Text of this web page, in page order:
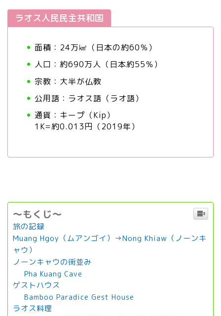
ラオス人民民主共和国
面積：24万㎢（日本の約60％）
人口：約690万人（日本約55％）
宗教：大半が仏教
公用語：ラオス語（ラオ語）
通貨：キープ（Kip）
1K=約0.013円（2019年）
～もくじ～
旅の記録
Muang Hgoy（ムアンゴイ）→Nong Khiaw（ノーンキ
ャウ）
ノーンキャウの街並み
Pha Kuang Cave
ゲストハウス
Bamboo Paradice Gest House
ラオス料理